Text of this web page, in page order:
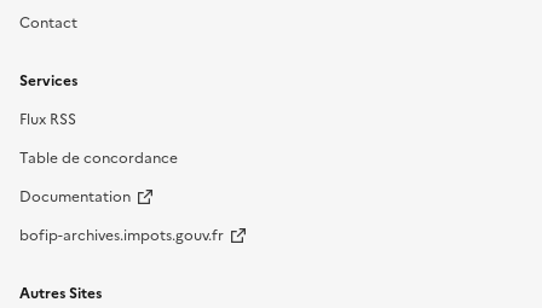
Contact
Services
Flux RSS
Table de concordance
Documentation
bofip-archives.impots.gouv.fr
Autres Sites